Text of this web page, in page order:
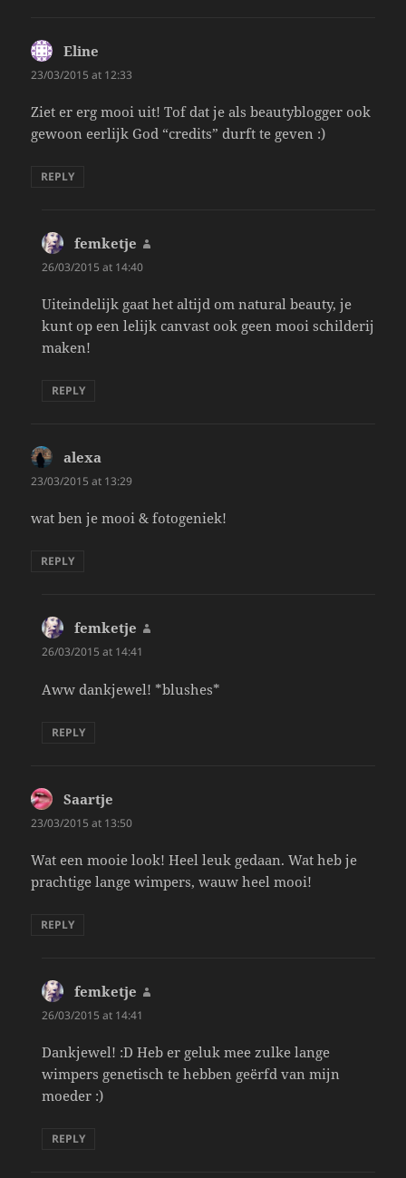
Eline
23/03/2015 at 12:33
Ziet er erg mooi uit! Tof dat je als beautyblogger ook
gewoon eerlijk God “credits” durft te geven :)
REPLY
femketje
26/03/2015 at 14:40
Uiteindelijk gaat het altijd om natural beauty, je
kunt op een lelijk canvast ook geen mooi schilderij
maken!
REPLY
alexa
23/03/2015 at 13:29
wat ben je mooi & fotogeniek!
REPLY
femketje
26/03/2015 at 14:41
Aww dankjewel! *blushes*
REPLY
Saartje
23/03/2015 at 13:50
Wat een mooie look! Heel leuk gedaan. Wat heb je
prachtige lange wimpers, wauw heel mooi!
REPLY
femketje
26/03/2015 at 14:41
Dankjewel! :D Heb er geluk mee zulke lange
wimpers genetisch te hebben geërfd van mijn
moeder :)
REPLY